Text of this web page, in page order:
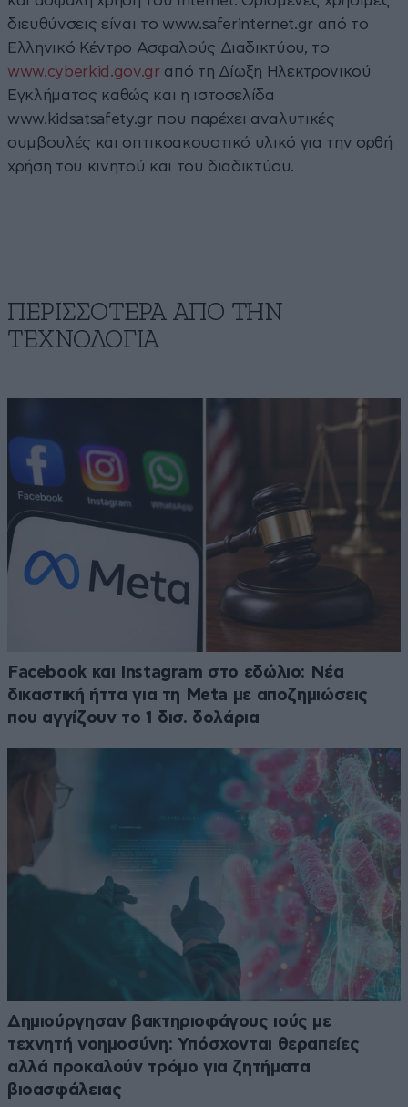
διευθύνσεις είναι το www.saferinternet.gr από το
Ελληνικό Κέντρο Ασφαλούς Διαδικτύου, το
www.cyberkid.gov.gr από τη Δίωξη Ηλεκτρονικού
Εγκλήματος καθώς και η ιστοσελίδα
www.kidsatsafety.gr που παρέχει αναλυτικές
συμβουλές και οπτικοακουστικό υλικό για την ορθή
χρήση του κινητού και του διαδικτύου.
ΠΕΡΙΣΣΟΤΕΡΑ ΑΠΟ ΤΗΝ
ΤΕΧΝΟΛΟΓΙΑ
Facebook και Instagram στο εδώλιο: Νέα
δικαστική ήττα για τη Meta με αποζημιώσεις
που αγγίζουν το 1 δισ. δολάρια
Δημιούργησαν βακτηριοφάγους ιούς με
τεχνητή νοημοσύνη: Υπόσχονται θεραπείες
αλλά προκαλούν τρόμο για ζητήματα
βιοασφάλειας